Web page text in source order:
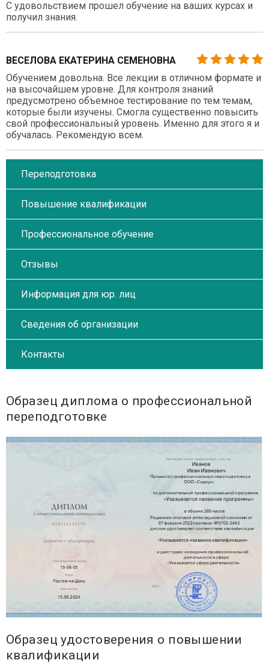
С удовольствием прошел обучение на ваших курсах и
получил знания.
ВЕСЕЛОВА ЕКАТЕРИНА СЕМЕНОВНА
Обучением довольна. Все лекции в отличном формате и
на высочайшем уровне. Для контроля знаний
предусмотрено объемное тестирование по тем темам,
которые были изучены. Смогла существенно повысить
свой профессиональный уровень. Именно для этого я и
обучалась. Рекомендую всем.
Переподготовка
Повышение квалификации
Профессиональное обучение
Отзывы
Информация для юр. лиц
Сведения об организации
Контакты
Образец диплома о профессиональной
переподготовке
Образец удостоверения о повышении
квалификации